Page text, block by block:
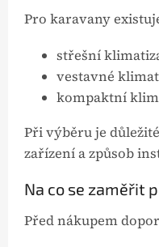
Pro karavany
střešní
vestavné
kompaktní
Při výběru je
zařízení a způsob
Na co se zaměřit
Před nákupem